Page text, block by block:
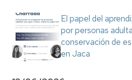
El papel del
por personas
conservación de
en Jaca